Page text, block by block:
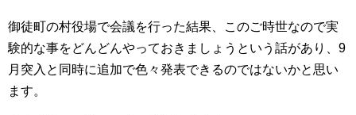
御徒町の村役場で会議を行った結果、このご時世なので実
験的な事をどんどんやっておきましょうという話があり、9
月突入と同時に追加で色々発表できるのではないかと思い
ます。